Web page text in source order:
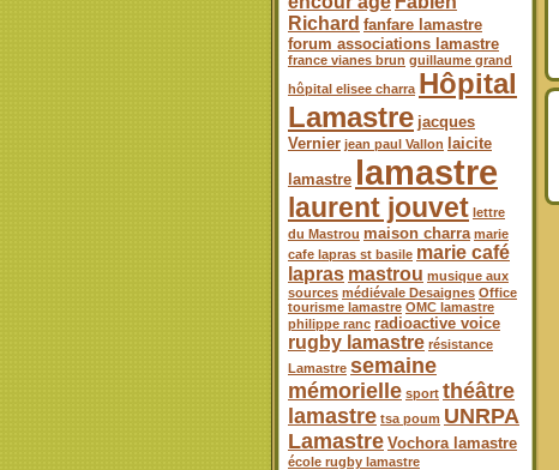
Richard fanfare lamastre
forum associations lamastre
france vianes brun guillaume grand
hôpital elisee charra Hôpital
Lamastre jacques
Vernier jean paul Vallon
laicite
lamastre lamastre
laurent jouvet lettre
du Mastrou maison charra marie
cafe lapras st basile marie café
lapras mastrou musique aux
sources médiévale Desaignes Office
tourisme lamastre OMC lamastre
philippe ranc radioactive voice
rugby lamastre résistance
Lamastre semaine
mémorielle sport théâtre
lamastre tsa poum UNRPA
Lamastre Vochora lamastre
école rugby lamastre